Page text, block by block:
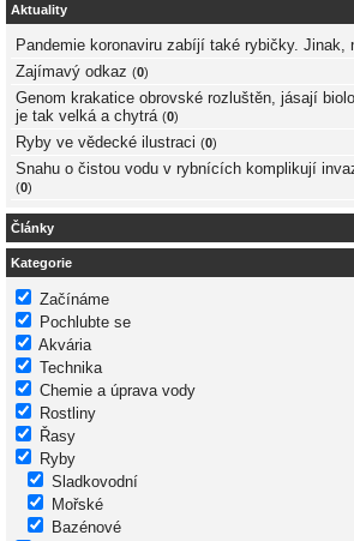
Aktuality
Pandemie koronaviru zabíjí také rybičky. Jinak,
Zajímavý odkaz (0)
Genom krakatice obrovské rozluštěn, jásají
je tak velká a chytrá (0)
Ryby ve vědecké ilustraci (0)
Snahu o čistou vodu v rybnících komplikují
(0)
Články
Kategorie
Začínáme
Pochlubte se
Akvária
Technika
Chemie a úprava vody
Rostliny
Řasy
Ryby
Sladkovodní
Mořské
Bazénové